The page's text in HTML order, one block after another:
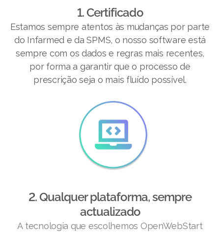
1. Certificado
Estamos sempre atentos às mudanças por parte
do Infarmed e da SPMS, o nosso software está
sempre com os dados e regras mais recentes,
por forma a garantir que o processo de
prescrição seja o mais fluído possível.
2. Qualquer plataforma, sempre
actualizado
A tecnologia que escolhemos OpenWebStart